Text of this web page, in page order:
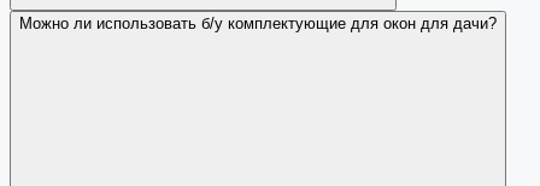
Можно ли использовать б/у комплектующие для окон для дачи?